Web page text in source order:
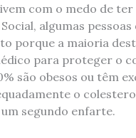
com o medo de
algumas
porque a maioria
para proteger o
são obesos ou têm
o
segundo enfarte.